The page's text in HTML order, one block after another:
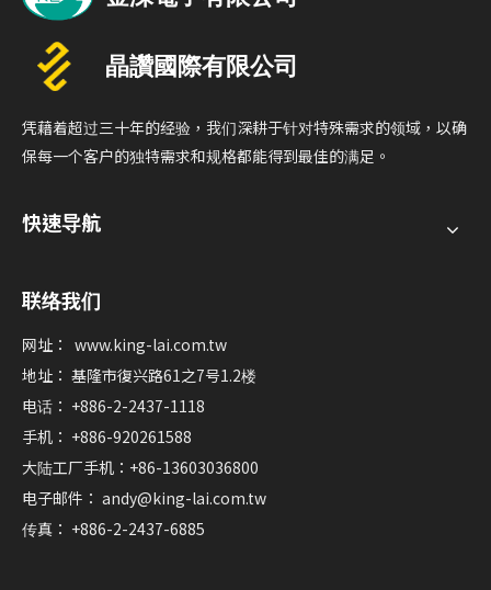
凭藉着超过三十年的经验，我们深耕于针对特殊需求的领域，以确
保每一个客户的独特需求和规格都能得到最佳的满足。
快速导航
联络我们
网址： www.king-lai.com.tw
地址： 基隆市復兴路61之7号1.2楼
电话： +886-2-2437-1118
手机： +886-920261588
大陆工厂手机：+86-13603036800
电子邮件： andy@king-lai.com.tw
传真： +886-2-2437-6885